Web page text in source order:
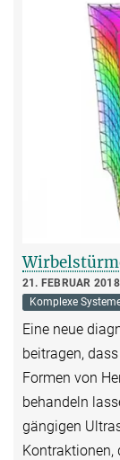
21. FEBRUAR 2018
Komplexe
Eine neue
beitragen,
Formen von
behandeln
gängigen
Kontraktionen,